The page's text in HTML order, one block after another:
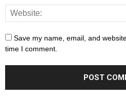
Save my name, email, and
time I comment.